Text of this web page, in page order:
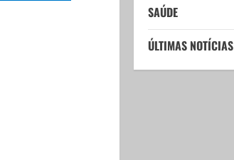
SAÚDE
ÚLTIMAS NOTÍCIAS